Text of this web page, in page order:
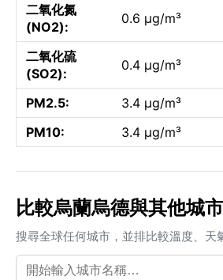
二氧化氮
(NO2):
0.6 µg/m³
二氧化硫
(SO2):
0.4 µg/m³
PM2.5:
3.4 µg/m³
PM10:
3.4 µg/m³
比較烏蘭烏德與其他城
搜尋全球任何城市，並排比較溫度、天